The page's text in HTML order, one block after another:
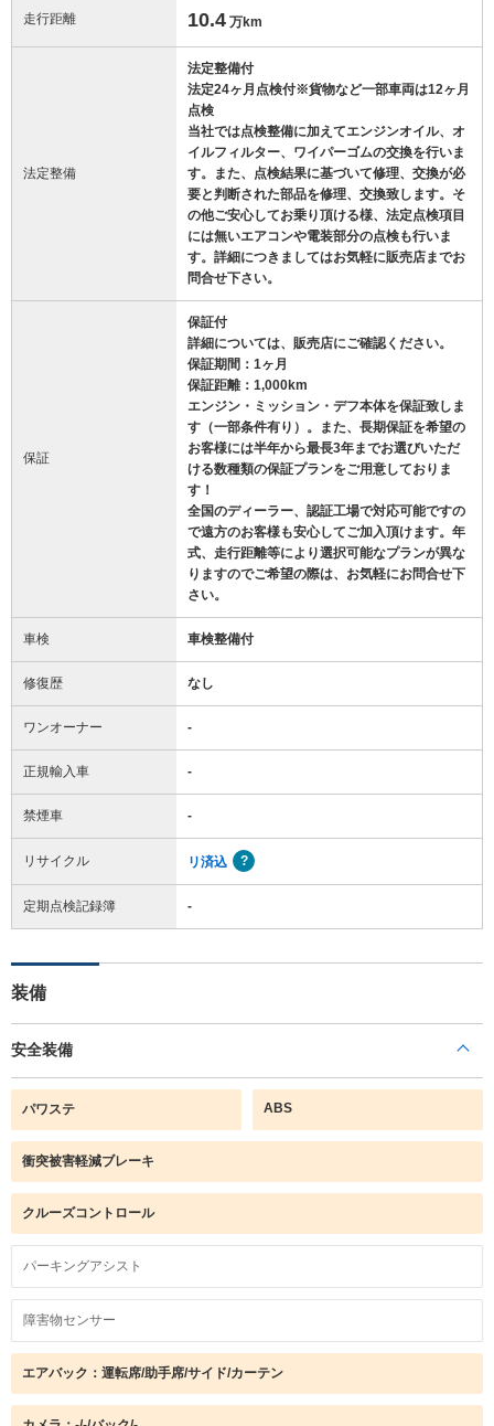
走行距離 10.4 万km
法定整備
法定整備付
法定24ヶ月点検付※貨物など一部車両は12ヶ月
点検
当社では点検整備に加えてエンジンオイル、オ
イルフィルター、ワイパーゴムの交換を行いま
す。また、点検結果に基づいて修理、交換が必
要と判断された部品を修理、交換致します。そ
の他ご安心してお乗り頂ける様、法定点検項目
には無いエアコンや電装部分の点検も行いま
す。詳細につきましてはお気軽に販売店までお
問合せ下さい。
保証
保証付
詳細については、販売店にご確認ください。
保証期間：1ヶ月
保証距離：1,000km
エンジン・ミッション・デフ本体を保証致しま
す（一部条件有り）。また、長期保証を希望の
お客様には半年から最長3年までお選びいただ
ける数種類の保証プランをご用意しておりま
す！
全国のディーラー、認証工場で対応可能ですの
で遠方のお客様も安心してご加入頂けます。年
式、走行距離等により選択可能なプランが異な
りますのでご希望の際は、お気軽にお問合せ下
さい。
車検 車検整備付
修復歴 なし
ワンオーナー -
正規輸入車 -
禁煙車 -
リサイクル リ済込
定期点検記録簿 -
装備
安全装備
パワステ ABS
衝突被害軽減ブレーキ
クルーズコントロール
パーキングアシスト
障害物センサー
エアバック：運転席/助手席/サイド/カーテン